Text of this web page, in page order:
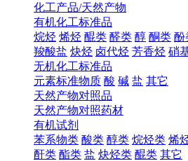
化工产品/天然产物
有机化工标准品
烷烃 烯烃 醌类 醛类 醇 酮类 酚
羧酸盐 炔烃 卤代烃 芳香烃 硝
无机化工标准品
元素标准物质 酸 碱 盐 其它
天然产物对照品
天然产物对照药材
有机试剂
苯系物类 酸类 醇类 烷烃类 烯
酐类 酯类 盐 炔烃类 醌类 其它